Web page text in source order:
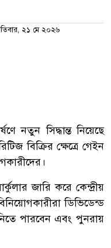
২১ মে ২০২৬
নতুন সিদ্ধান্ত নিয়েছে
বিক্রির ক্ষেত্রে গেইন
জারি করে কেন্দ্রীয়
ডিভিডেন্ড
পারবেন এবং পুনরায়